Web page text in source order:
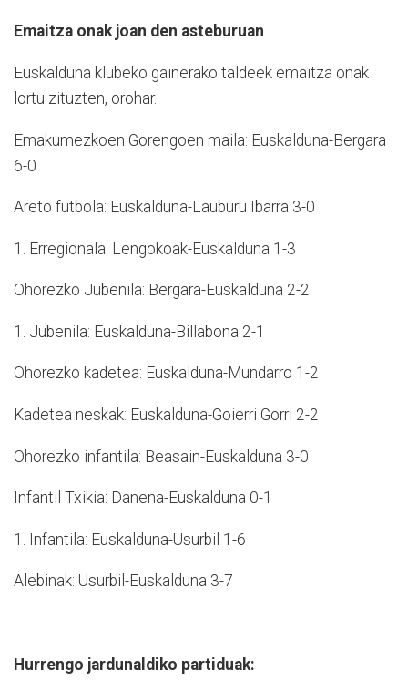
Emaitza onak joan den asteburuan
Euskalduna klubeko gainerako taldeek emaitza onak
lortu zituzten, orohar.
Emakumezkoen Gorengoen maila: Euskalduna-Bergara
6-0
Areto futbola: Euskalduna-Lauburu Ibarra 3-0
1. Erregionala: Lengokoak-Euskalduna 1-3
Ohorezko Jubenila: Bergara-Euskalduna 2-2
1. Jubenila: Euskalduna-Billabona 2-1
Ohorezko kadetea: Euskalduna-Mundarro 1-2
Kadetea neskak: Euskalduna-Goierri Gorri 2-2
Ohorezko infantila: Beasain-Euskalduna 3-0
Infantil Txikia: Danena-Euskalduna 0-1
1. Infantila: Euskalduna-Usurbil 1-6
Alebinak: Usurbil-Euskalduna 3-7
Hurrengo jardunaldiko partiduak: